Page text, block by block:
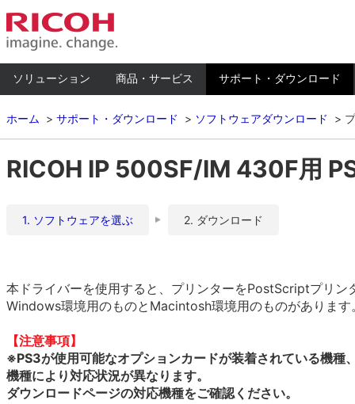
ソリューション 商品・サービス サポート・ダウンロード
ホーム サポート・ダウンロード ソフトウェアダウンロード
RICOH IP 500SF/IM 430F用
1. ソフトウェアを選ぶ 2. ダウンロード
本ドライバーを使用すると、プリンターをPostScriptプリ
Windows環境用のものとMacintosh環境用のものがありま
【注意事項】
※PS3が使用可能なオプションカードが装着されている機種
機種により対応状況が異なります。
ダウンロードページの対応機種をご確認ください。